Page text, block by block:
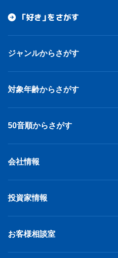
「好き」をさがす
ジャンルからさがす
対象年齢からさがす
50音順からさがす
会社情報
投資家情報
お客様相談室